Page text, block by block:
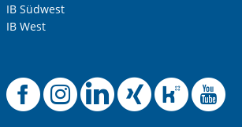
IB Südwest
IB West
Offizielle
Offizielle